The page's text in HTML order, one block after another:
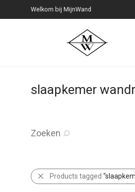
Welkom bij MijnWand
slaapkemer
Zoeken
Products tagged